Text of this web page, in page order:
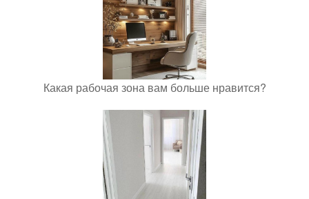
Какая рабочая зона вам больше нравится?